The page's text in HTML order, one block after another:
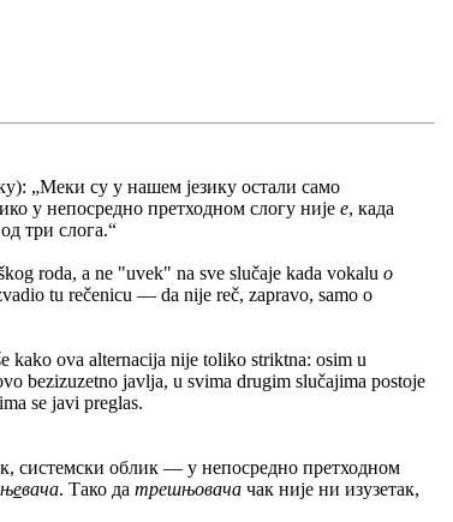
„Меки су у нашем језику остали само
у непосредно претходном слогу није е, када
три слога.“
roda, a ne "uvek" na sve slučaje kada vokalu o
tu rečenicu — da nije reč, zapravo, samo o
kako ova alternacija nije toliko striktna: osim u
bezizuzetno javlja, u svima drugim slučajima postoje
se javi preglas.
системски облик — у непосредно претходном
евача. Тако да трешњовача чак није ни изузетак,